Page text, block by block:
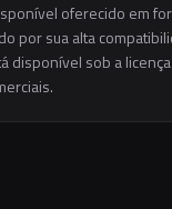
oferecido em
por sua alta
disponível sob a